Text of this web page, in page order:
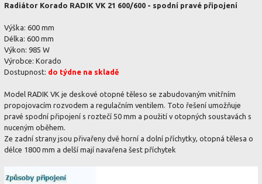
Radiátor Korado RADIK VK 21 600/600 - spodní pravé připojení
Výška: 600 mm
Délka: 600 mm
Výkon: 985 W
Výrobce: Korado
Dostupnost: do týdne na skladě
Model RADIK VK je deskové otopné těleso se zabudovaným vnitřním
propojovacím rozvodem a regulačním ventilem. Toto řešení umožňuje
pravé spodní připojení s roztečí 50 mm a použití v otopných soustavách s
nuceným oběhem.
Ze zadní strany jsou přivařeny dvě horní a dolní příchytky, otopná tělesa o
délce 1800 mm a delší mají navařena šest příchytek